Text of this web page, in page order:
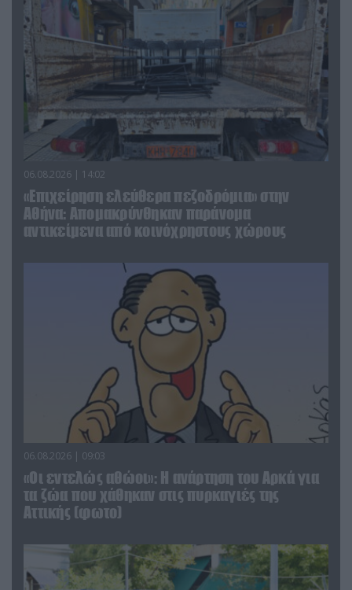
06.08.2026 | 14:02
«Επιχείρηση ελεύθερα πεζοδρόμια» στην
Αθήνα: Απομακρύνθηκαν παράνομα
αντικείμενα από κοινόχρηστους χώρους
06.08.2026 | 09:03
«Οι εντελώς αθώοι»: Η ανάρτηση του Αρκά για
τα ζώα που χάθηκαν στις πυρκαγιές της
Αττικής (φωτο)